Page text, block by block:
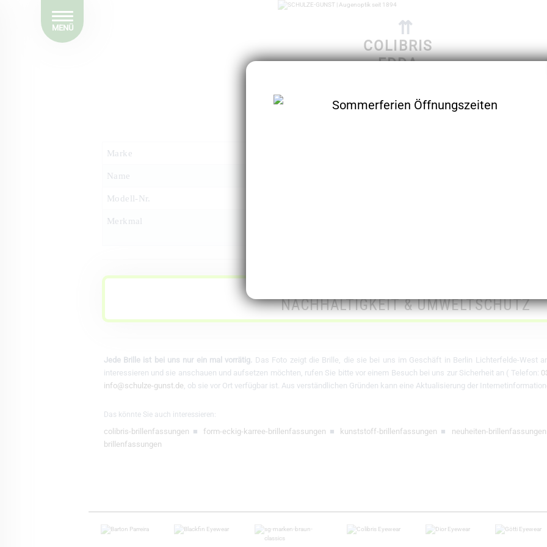
⇈
COLIBRIS
EDDA
im Menü finden Sie über 400 Modelle
Marke
Name
Modell-Nr.
Merkmal
NACHHALTIGKEIT & UMWELTSCHUTZ
Jede Brille ist bei uns nur ein mal vorrätig. Das Foto zeigt die Brille, die sie bei uns im Geschäft in Berlin Lichterfelde-West
interessieren und sie anschauen und aufsetzen möchten, rufen Sie bitte vor einem Besuch bei uns zur Sicherheit an ( Telefon:
info@schulze-gunst.de, ob sie vor Ort verfügbar ist. Aus verständlichen Gründen kann eine Aktualisierung der
Das könnte Sie auch interessieren:
colibris-brillenfassungen ■ form-eckig-karree-brillenfassungen ■ kunststoff-brillenfassungen ■ neuheiten-brillenfassungen
brillenfassungen
MENÜ